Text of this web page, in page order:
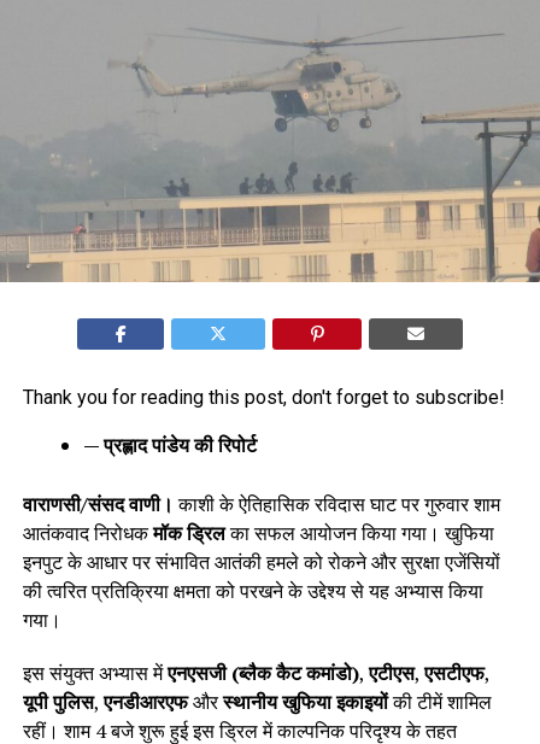
Thank you for reading this post, don't forget to subscribe!
— प्रह्लाद पांडेय की रिपोर्ट
वाराणसी/संसद वाणी।काशी के ऐतिहासिक रविदास घाट पर गुरुवार शाम
आतंकवाद निरोधकमॉक ड्रिलका सफल आयोजन किया गया। खुफिया
इनपुट के आधार पर संभावित आतंकी हमले को रोकने और सुरक्षा एजेंसियों
की त्वरित प्रतिक्रिया क्षमता को परखने के उद्देश्य से यह अभ्यास किया
गया।
इस संयुक्त अभ्यास मेंएनएसजी (ब्लैक कैट कमांडो),एटीएस,एसटीएफ,
यूपी पुलिस,एनडीआरएफऔरस्थानीय खुफिया इकाइयोंकी टीमें शामिल
रहीं। शाम 4 बजे शुरू हुई इस ड्रिल में काल्पनिक परिदृश्य के तहत